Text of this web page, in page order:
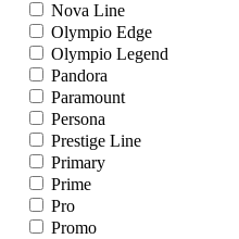
Nova Line
Olympio Edge
Olympio Legend
Pandora
Paramount
Persona
Prestige Line
Primary
Prime
Pro
Promo